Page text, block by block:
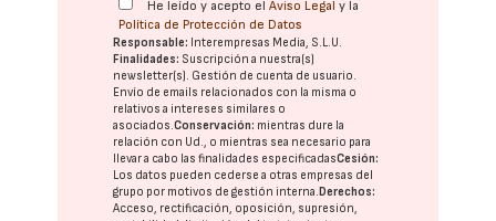
He leído y acepto elAviso Legal y la
Política de Protección de Datos
Responsable: Interempresas Media, S.L.U.
Finalidades: Suscripción a nuestra(s)
newsletter(s). Gestión de cuenta de usuario.
Envío de emails relacionados con la misma o
relativos a intereses similares o
asociados.Conservación: mientras dure la
relación con Ud., o mientras sea necesario para
llevar a cabo las finalidades especificadasCesión:
Los datos pueden cederse a otras empresas del
grupo por motivos de gestión interna. Derechos:
Acceso, rectificación, oposición, supresión,